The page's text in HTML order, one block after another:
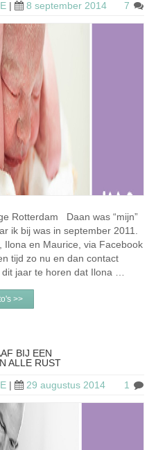
| 8 september 2014 7
Rotterdam Daan was “mijn”
ik bij was in september 2011.
Ilona en Maurice, via Facebook
tijd zo nu en dan contact
jaar te horen dat Ilona …
>>
BIJ EEN
ALLE RUST
| 29 augustus 2014 1